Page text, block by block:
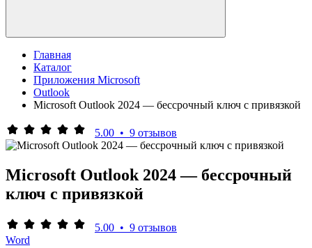
Главная
Каталог
Приложения Microsoft
Outlook
Microsoft Outlook 2024 — бессрочный ключ с привязкой
5.00 • 9 отзывов
Microsoft Outlook 2024 — бессрочный
ключ с привязкой
5.00 • 9 отзывов
Word